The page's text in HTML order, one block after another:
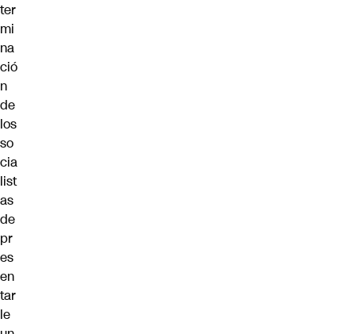
ter
mi
na
ció
n
de
los
so
cia
list
as
de
pr
es
en
tar
le